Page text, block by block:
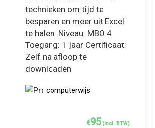
technieken om tijd te
besparen en meer uit Excel
te halen. Niveau: MBO 4
Toegang: 1 jaar Certificaat:
Zelf na afloop te
downloaden
computerwijs
€95 (incl. BTW)